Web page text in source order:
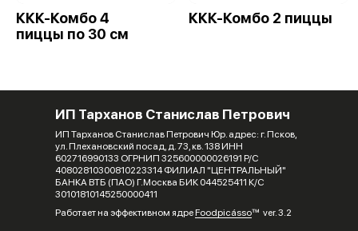
ККК-Комбо 4
пиццы по 30 см
ККК-Комбо 2 пиццы
ИП Тарханов Станислав Петрович
ИП Тарханов Станислав Петрович Юр. адрес: г. Псков,
ул. Плехановский посад, д. 73, кв. 138 ИНН
602716990133 ОГРНИП 325600000026191 Р/С
40802810300810223314 ФИЛИАЛ "ЦЕНТРАЛЬНЫЙ"
БАНКА ВТБ (ПАО) Г.Москва БИК 044525411 К/С
30101810145250000411
Работает на эффективном ядреFoodpicássover. 3.2